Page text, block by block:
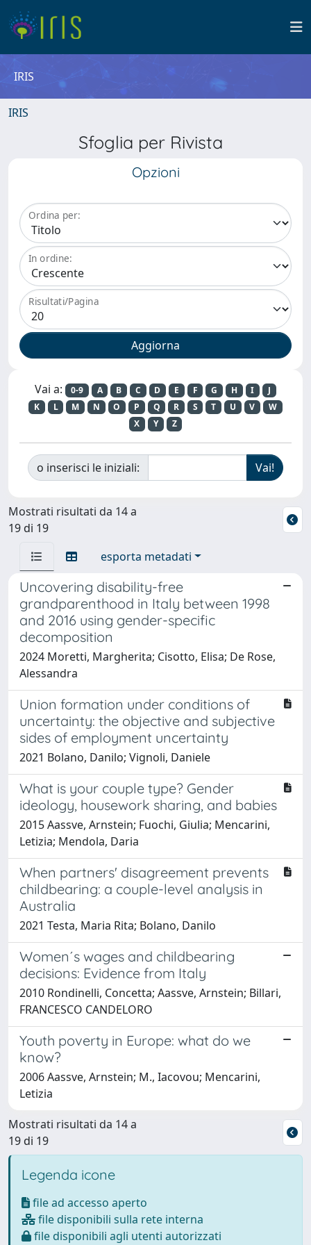
IRIS
IRIS
Sfoglia per Rivista
Opzioni
Ordina per:
In ordine:
Risultati/Pagina
Vai a: 0-9 A B C D E F G H I
J
K
L M N O P Q R S T U V
W
X
Y Z
o inserisci le iniziali:
Mostrati risultati da 14 a
19 di 19
esporta metadati
Uncovering disability-free
grandparenthood in Italy between 1998
and 2016 using gender-specific
decomposition
2024 Moretti, Margherita; Cisotto, Elisa; De Rose,
Alessandra
Union formation under conditions of
uncertainty: the objective and subjective
sides of employment uncertainty
2021 Bolano, Danilo; Vignoli, Daniele
What is your couple type? Gender
ideology, housework sharing, and babies
2015 Aassve, Arnstein; Fuochi, Giulia; Mencarini,
Letizia; Mendola, Daria
When partners' disagreement prevents
childbearing: a couple-level analysis in
Australia
2021 Testa, Maria Rita; Bolano, Danilo
Women´s wages and childbearing
decisions: Evidence from Italy
2010 Rondinelli, Concetta; Aassve, Arnstein; Billari,
FRANCESCO CANDELORO
Youth poverty in Europe: what do we
know?
2006 Aassve, Arnstein; M., Iacovou; Mencarini,
Letizia
Mostrati risultati da 14 a
19 di 19
Legenda icone
file ad accesso aperto
file disponibili sulla rete interna
file disponibili agli utenti autorizzati